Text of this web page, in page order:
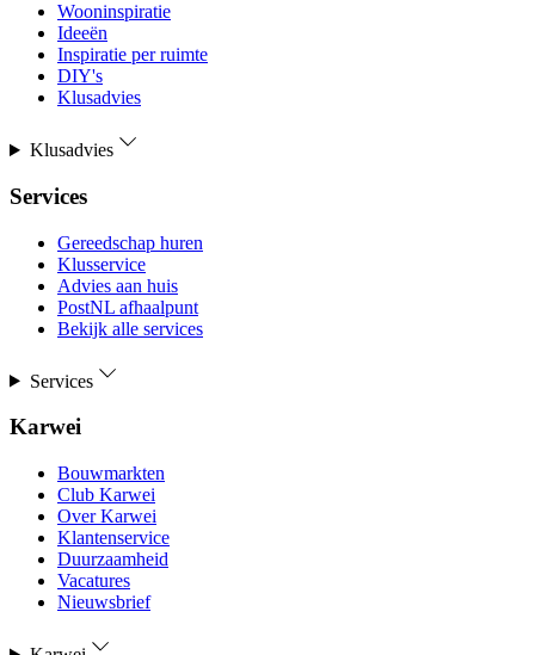
Wooninspiratie
Ideeën
Inspiratie per ruimte
DIY's
Klusadvies
Klusadvies
Services
Gereedschap huren
Klusservice
Advies aan huis
PostNL afhaalpunt
Bekijk alle services
Services
Karwei
Bouwmarkten
Club Karwei
Over Karwei
Klantenservice
Duurzaamheid
Vacatures
Nieuwsbrief